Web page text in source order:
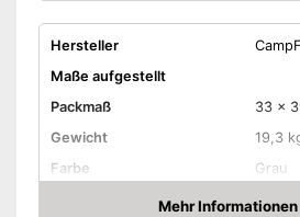
Hersteller
Maße aufgestellt
Packmaß
33 x
Gewicht
19,3
Farbe
Grau
Anzahl Personen
4
Mehr Informationen